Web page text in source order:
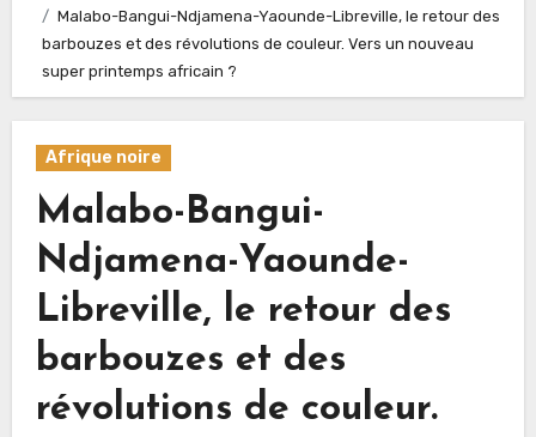
Malabo-Bangui-Ndjamena-Yaounde-Libreville, le retour des
barbouzes et des révolutions de couleur. Vers un nouveau
super printemps africain ?
Afrique noire
Malabo-Bangui-
Ndjamena-Yaounde-
Libreville, le retour des
barbouzes et des
révolutions de couleur.